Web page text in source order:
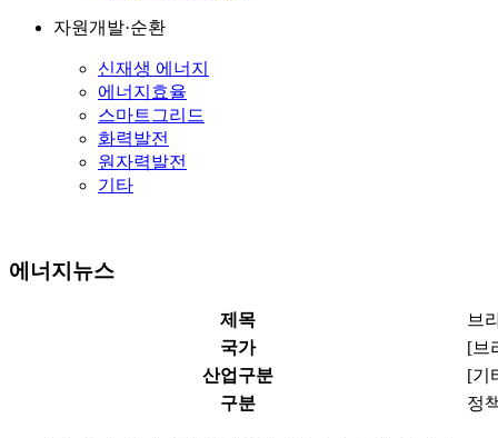
자원개발·순환
신재생 에너지
에너지효율
스마트그리드
화력발전
원자력발전
기타
에너지뉴스
제목
브
국가
[브
산업구분
[기
구분
정